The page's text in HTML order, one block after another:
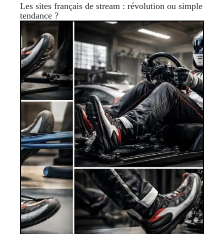
Les sites français de stream : révolution ou simple
tendance ?